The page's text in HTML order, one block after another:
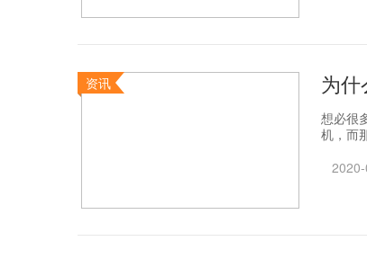
资讯 为什
想必很
机，而